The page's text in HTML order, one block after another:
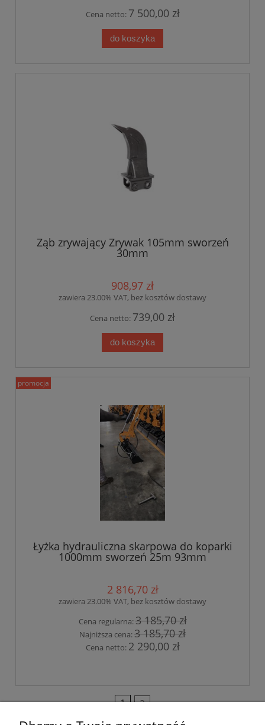
Cena netto: 7 500,00 zł
do koszyka
Ząb zrywający Zrywak 105mm sworzeń
30mm
908,97 zł
zawiera 23.00% VAT, bez kosztów dostawy
Cena netto: 739,00 zł
do koszyka
Łyżka hydrauliczna skarpowa do koparki
1000mm sworzeń 25m 93mm
2 816,70 zł
zawiera 23.00% VAT, bez kosztów dostawy
Cena regularna:3 185,70 zł
Najniższa cena:3 185,70 zł
Cena netto: 2 290,00 zł
promocja
« 1 2 »